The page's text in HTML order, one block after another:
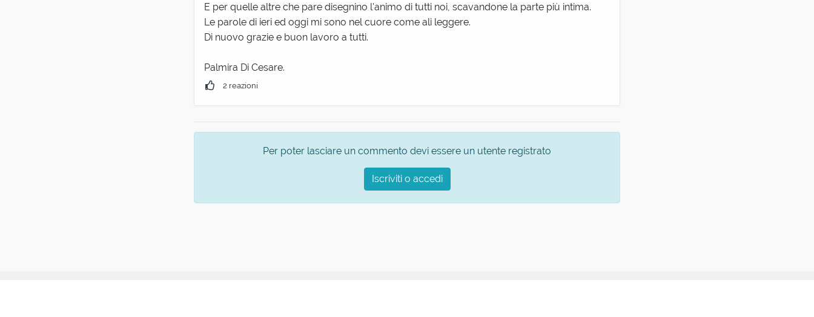
E per quelle altre che pare disegnino l'animo di tutti noi, scavandone la parte più intima.
Le parole di ieri ed oggi mi sono nel cuore come ali leggere.
Di nuovo grazie e buon lavoro a tutti.
Palmira Di Cesare.
2 reazioni
Per poter lasciare un commento devi essere un utente registrato
Iscriviti o accedi